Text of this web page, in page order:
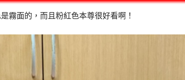
霧面的，而且粉紅色本尊很好看啊！